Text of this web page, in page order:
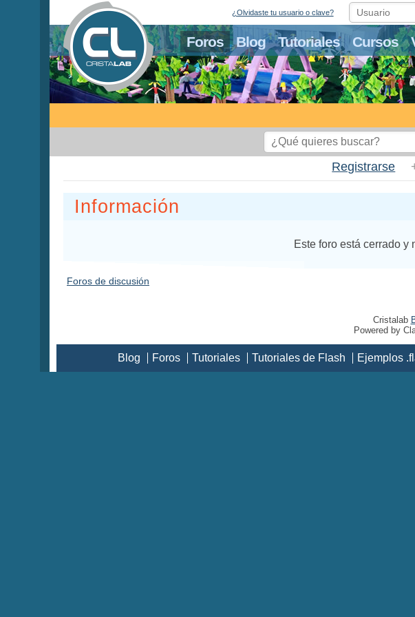
Foros Blog Tutoriales Cursos
¿Olvidaste tu usuario o clave?
Registrarse
Información
Este foro está cerrado y
Foros de discusión
Cristalab
Powered by
Blog Foros Tutoriales Tutoriales de Flash Ejemplos